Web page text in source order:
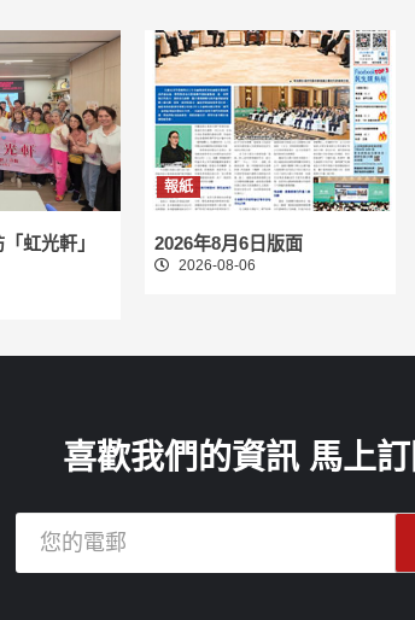
虹光軒」
報紙
2026年8月6日版面
2026-08-06
喜歡我們的資訊 馬上訂